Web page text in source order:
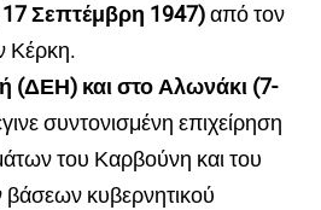
Σεπτέμβρη 1947)από τον
Κέρκη.
(ΔΕΗ) και στο Αλωνάκι (7-
συντονισμένη επιχείρηση
του Καρβούνη και του
βάσεων κυβερνητικού